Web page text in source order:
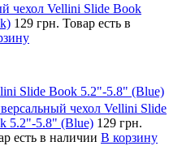
чехол Vellini Slide Book
129 грн. Товар есть в
Slide Book 5.2"-5.8" (Blue)
чехол Vellini Slide
5.2"-5.8" (Blue) 129 грн.
есть в наличии В корзину